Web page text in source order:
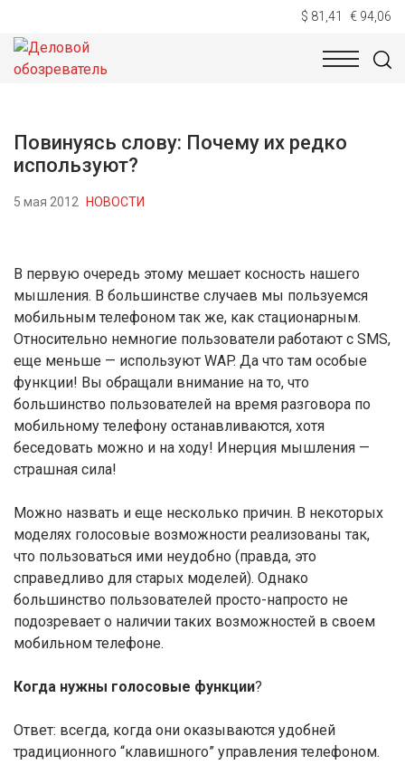
$ 81,41 € 94,06
НОВОСТИ
Повинуясь слову: Почему их редко
используют?
5 мая 2012 НОВОСТИ
В первую очередь этому мешает косность нашего
мышления. В большинстве случаев мы пользуемся
мобильным телефоном так же, как стационарным.
Относительно немногие пользователи работают с SMS,
еще меньше — используют WAP. Да что там особые
функции! Вы обращали внимание на то, что
большинство пользователей на время разговора по
мобильному телефону останавливаются, хотя
беседовать можно и на ходу! Инерция мышления —
страшная сила!
Можно назвать и еще несколько причин. В некоторых
моделях голосовые возможности реализованы так,
что пользоваться ими неудобно (правда, это
справедливо для старых моделей). Однако
большинство пользователей просто-напросто не
подозревает о наличии таких возможностей в своем
мобильном телефоне.
Когда нужны голосовые функции?
Ответ: всегда, когда они оказываются удобней
традиционного “клавишного” управления телефоном.